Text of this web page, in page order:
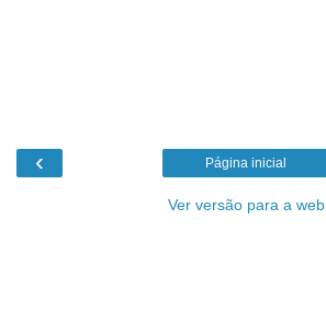
‹ Página inicial
Ver versão para a web